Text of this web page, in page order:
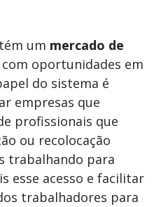
um mercado de
com oportunidades em
do sistema é
empresas que
profissionais que
ou recolocação
trabalhando para
esse acesso e facilitar
trabalhadores para